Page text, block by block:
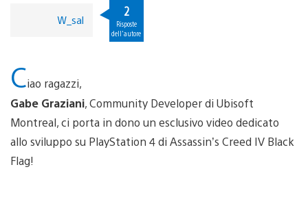
W_sal
2
Risposte
dell'autore
Ciao ragazzi,
Gabe Graziani, Community Developer di Ubisoft
Montreal, ci porta in dono un esclusivo video dedicato
allo sviluppo su PlayStation 4 di Assassin’s Creed IV Black
Flag!